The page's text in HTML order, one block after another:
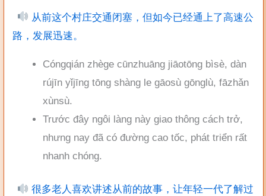
从前这个村庄交通闭塞，但如今已经通上了高速公
路，发展迅速。
Cóngqián zhège cūnzhuāng jiāotōng bìsè, dàn
rújīn yǐjīng tōng shàng le gāosù gōnglù, fāzhǎn
xùnsù.
Trước đây ngôi làng này giao thông cách trở,
nhưng nay đã có đường cao tốc, phát triển rất
nhanh chóng.
很多老人喜欢讲述从前的故事，让年轻一代了解过